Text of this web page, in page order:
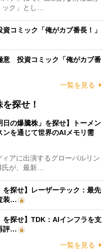
ック」とし…
コミック「俺がカブ番長！」
意 投資コミック「俺がカブ番
一覧を見る
探せ！
日の爆騰株」を探せ】トーメン
ンを通じて世界のAIメモリ需
アに出演するグローバルリン
氏が、最新…
を探せ】レーザーテック：最先
装…
を探せ】TDK：AIインフラを支
評…
一覧を見る